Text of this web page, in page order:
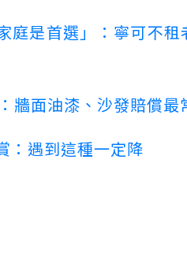
庭是首選」：寧可不租
牆面油漆、沙發賠償最
：遇到這種一定降